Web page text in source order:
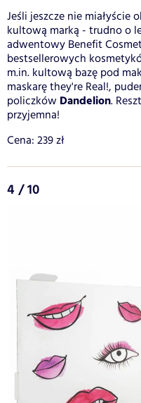
Jeśli jeszcze nie miałyście
kultową marką - trudno o
adwentowy Benefit
bestsellerowych
m.in. kultową bazę pod
maskarę they're Real!,
policzków Dandelion.
przyjemna!
Cena: 239 zł
4 / 10